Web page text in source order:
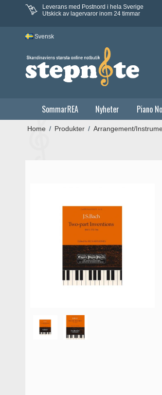
Leverans med Postnord i hela Sverige
Utskick av lagervaror inom 24 timmar
Svensk
SommarREA Nyheter Piano
Home / Produkter / Arrangement/